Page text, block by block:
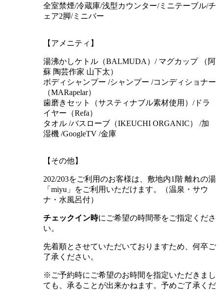
全室禁煙/冷蔵庫/浅型カウンター/ミニテーブル/チ
ェア2脚/ミニバー
【アメニティ】
湯沸かしケトル（BALMUDA）/ マグカップ （阿
蘇 陶芸作家 山下太）
ボディシャンプー /シャンプー /コンディショナー
（MARapelar）
歯磨きセット（サスティナブル素材使用）/ドラ
イヤー（Refa）
タオル /バスローブ（IKEUCHI ORGANIC） /加
湿機 /GoogleTV /金庫
【その他】
202/203をご利用のお客様は、敷地内1階 離れの湯
「miyu」をご利用いただけます。（温泉・サウ
ナ・水風呂付）
チェックイン時にご希望の時間帯をご指定くださ
い。
先着順とさせていただいておりますため、何卒ご
了承ください。
※ご予約時にご希望のお時間を指定いただきまし
ても、承ることが出来かねます。予めご了承くだ